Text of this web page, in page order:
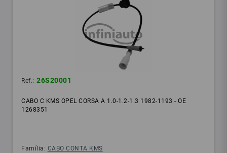
Ref.: 26S20001
CABO C KMS OPEL CORSA A 1.0-1.2-1.3 1982-1193 - OE
1268351
Família: CABO CONTA KMS